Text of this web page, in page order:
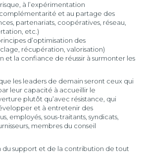
à l’expérimentation
complémentarité et au partage des
partenariats, coopératives, réseau,
etc.)
d’optimisation des
récupération, valorisation)
et la confiance de réussir à surmonter les
les leaders de demain seront ceux qui
leur capacité à accueillir le
plutôt qu’avec résistance, qui
et à entretenir des
employés, sous-traitants, syndicats,
membres du conseil
du support et de la contribution de tout